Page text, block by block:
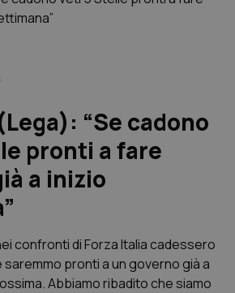
“Se cadono
pronti a fare
a inizio
confronti di Forza Italia cadessero
pronti a un governo già a
Abbiamo ribadito che siamo